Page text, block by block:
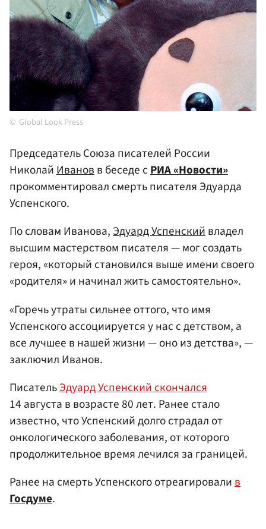
Global Look Press
Председатель Союза писателей России
НиколайИвановв беседе сРИА «Новости»
прокомментировал смерть писателя Эдуарда
Успенского.
По словам Иванова,Эдуард Успенскийвладел
высшим мастерством писателя — мог создать
героя, «который становился выше имени своего
«родителя» и начинал жить самостоятельно».
«Горечь утраты сильнее оттого, что имя
Успенского ассоциируется у нас с детством, а
все лучшее в нашей жизни — оно из детства», —
заключил Иванов.
ПисательЭдуард Успенский скончался
14 августа в возрасте 80 лет. Ранее стало
известно, что Успенский долго страдал от
онкологического заболевания, от которого
продолжительное время лечился за границей.
Ранее на смерть Успенского отреагировалив
Госдуме.